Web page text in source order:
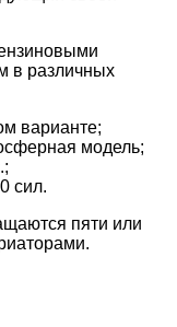
в различных
варианте;
модель;
сил.
пяти или